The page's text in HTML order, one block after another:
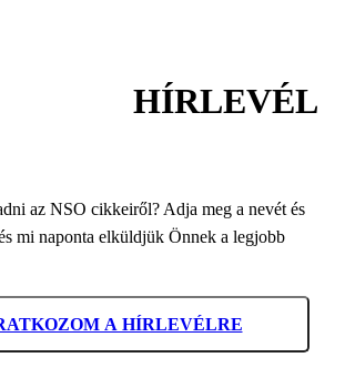
HÍRLEVÉL
az NSO cikkeiről? Adja meg a nevét és
mi naponta elküldjük Önnek a legjobb
A HÍRLEVÉLRE